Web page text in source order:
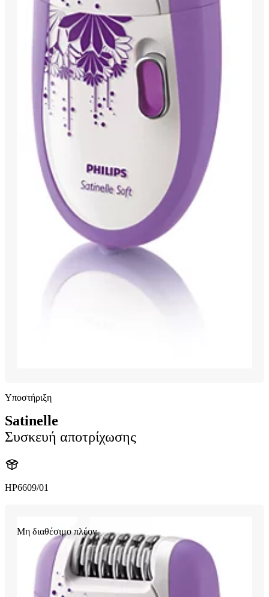
Υποστήριξη
Satinelle
Συσκευή αποτρίχωσης
HP6609/01
Μη διαθέσιμο πλέον